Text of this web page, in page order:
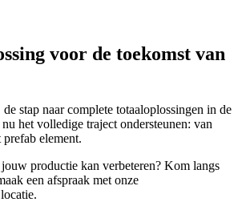
voor de toekomst van
stap naar complete totaaloplossingen in de
het volledige traject ondersteunen: van
element.
productie kan verbeteren? Kom langs
een afspraak met onze